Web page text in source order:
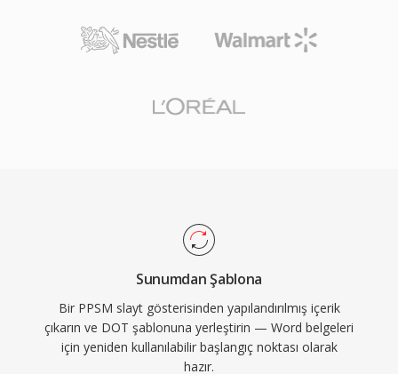
Sunumdan Şablona
Bir PPSM slayt gösterisinden yapılandırılmış içerik
çıkarın ve DOT şablonuna yerleştirin — Word belgeleri
için yeniden kullanılabilir başlangıç noktası olarak
hazır.